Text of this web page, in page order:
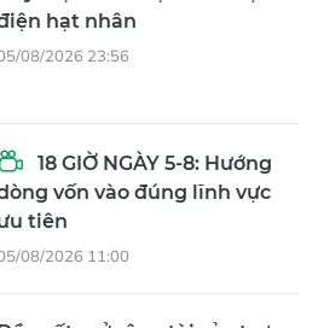
hạt nhân
08/2026 23:56
18 GIỜ NGÀY 5-8: Hướng
vốn vào đúng lĩnh vực
tiên
08/2026 11:00